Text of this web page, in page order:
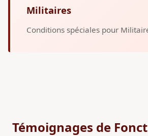
Militaires
Conditions spéciales pour
Témoignages de